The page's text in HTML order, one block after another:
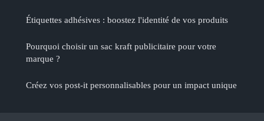
Étiquettes adhésives : boostez l'identité de vos produits
Pourquoi choisir un sac kraft publicitaire pour votre
marque ?
Créez vos post-it personnalisables pour un impact unique